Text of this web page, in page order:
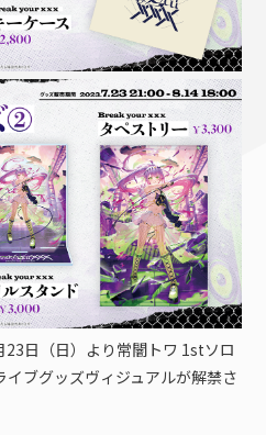
日（日）より常闇トワ 1stソロ
ブグッズヴィジュアルが解禁さ